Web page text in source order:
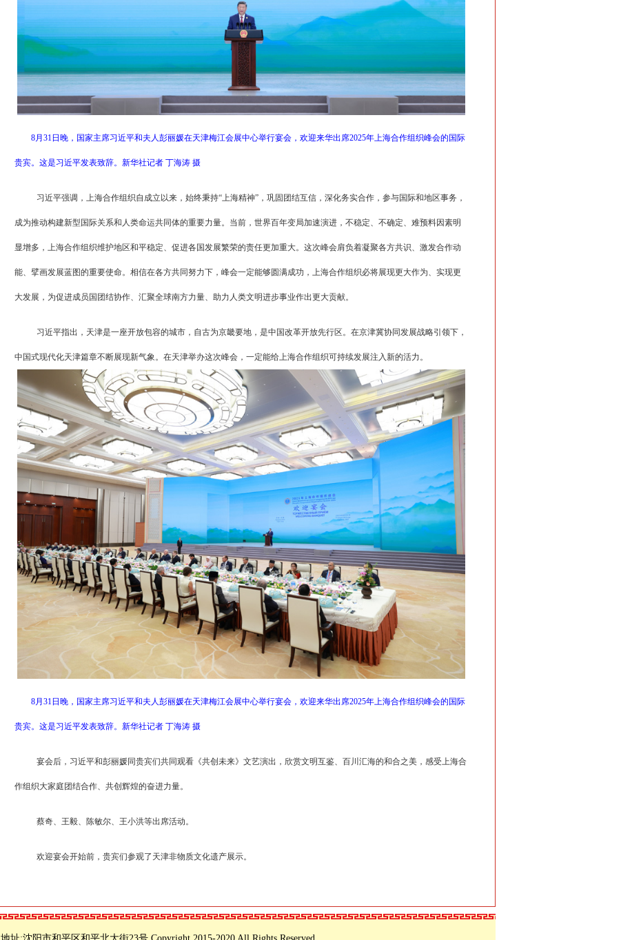
8月31日晚，国家主席习近平和夫人彭丽媛在天津梅江会展中心举行宴会，欢迎来华出席2025年上海合作组织峰会的国际
贵宾。这是习近平发表致辞。新华社记者 丁海涛 摄
习近平强调，上海合作组织自成立以来，始终秉持“上海精神”，巩固团结互信，深化务实合作，参与国际和地区事务，
成为推动构建新型国际关系和人类命运共同体的重要力量。当前，世界百年变局加速演进，不稳定、不确定、难预料因素明
显增多，上海合作组织维护地区和平稳定、促进各国发展繁荣的责任更加重大。这次峰会肩负着凝聚各方共识、激发合作动
能、擘画发展蓝图的重要使命。相信在各方共同努力下，峰会一定能够圆满成功，上海合作组织必将展现更大作为、实现更
大发展，为促进成员国团结协作、汇聚全球南方力量、助力人类文明进步事业作出更大贡献。
习近平指出，天津是一座开放包容的城市，自古为京畿要地，是中国改革开放先行区。在京津冀协同发展战略引领下，
中国式现代化天津篇章不断展现新气象。在天津举办这次峰会，一定能给上海合作组织可持续发展注入新的活力。
8月31日晚，国家主席习近平和夫人彭丽媛在天津梅江会展中心举行宴会，欢迎来华出席2025年上海合作组织峰会的国际
贵宾。这是习近平发表致辞。新华社记者 丁海涛 摄
宴会后，习近平和彭丽媛同贵宾们共同观看《共创未来》文艺演出，欣赏文明互鉴、百川汇海的和合之美，感受上海合
作组织大家庭团结合作、共创辉煌的奋进力量。
蔡奇、王毅、陈敏尔、王小洪等出席活动。
欢迎宴会开始前，贵宾们参观了天津非物质文化遗产展示。